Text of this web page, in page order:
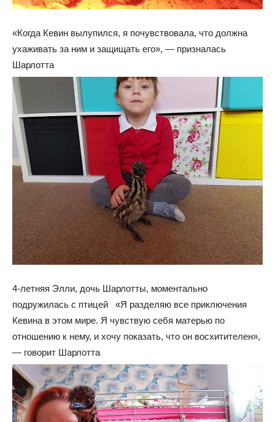
«Когда Кевин вылупился, я почувствовала, что должна
ухаживать за ним и защищать его», — призналась
Шарлотта
4-летняя Элли, дочь Шарлотты, моментально
подружилась с птицей «Я разделяю все приключения
Кевина в этом мире. Я чувствую себя матерью по
отношению к нему, и хочу показать, что он восхитителен»,
— говорит Шарлотта